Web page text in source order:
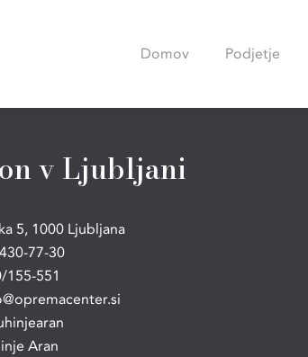
Domov Podjetje
v Ljubljani
5, 1000 Ljubljana
77-30
155-551
Aran